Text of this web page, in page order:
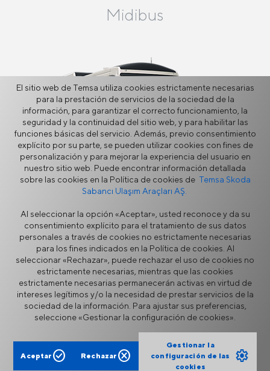
Midibus
Seguridad de la Información
Aviso Legal
Privacidad
Política de Cookies
Portal de proveedores
Línea directa de ética
Formulario de contacto
El sitio web de Temsa utiliza cookies estrictamente necesarias
para la prestación de servicios de la sociedad de la
información, para garantizar el correcto funcionamiento, la
seguridad y la continuidad del sitio web, y para habilitar las
funciones básicas del servicio. Además, previo consentimiento
explícito por su parte, se pueden utilizar cookies con fines de
personalización y para mejorar la experiencia del usuario en
nuestro sitio web. Puede encontrar información detallada
sobre las cookies en la Política de cookies de Temsa Skoda
Sabancı Ulaşım Araçları AŞ.
Al seleccionar la opción «Aceptar», usted reconoce y da su
consentimiento explícito para el tratamiento de sus datos
personales a través de cookies no estrictamente necesarias
para los fines indicados en la Política de cookies. Al
seleccionar «Rechazar», puede rechazar el uso de cookies no
estrictamente necesarias, mientras que las cookies
estrictamente necesarias permanecerán activas en virtud de
intereses legítimos y/o la necesidad de prestar servicios de la
sociedad de la información. Para ajustar sus preferencias,
seleccione «Gestionar la configuración de cookies».
Aceptar check_circle Rechazar cancel
Gestionar la
configuración de las
cookies
settings